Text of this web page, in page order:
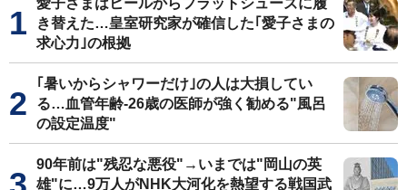
き替えた…皇室研究家が確信した｢愛子さまの
求心力｣の根拠
｢暑いからシャワーだけ｣の人は大損してい
る…血管年齢-26歳の医師が強く勧める"風呂
の設定温度"
90年前は"残忍な悪役"→いまでは"岡山の英
雄"に…9万人がNHK大河化を熱望する戦国武